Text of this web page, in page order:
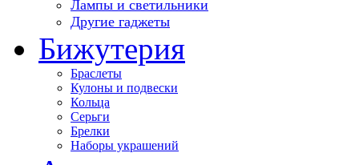
Лампы и светильники
Другие гаджеты
Бижутерия
Браслеты
Кулоны и подвески
Кольца
Серьги
Брелки
Наборы украшений